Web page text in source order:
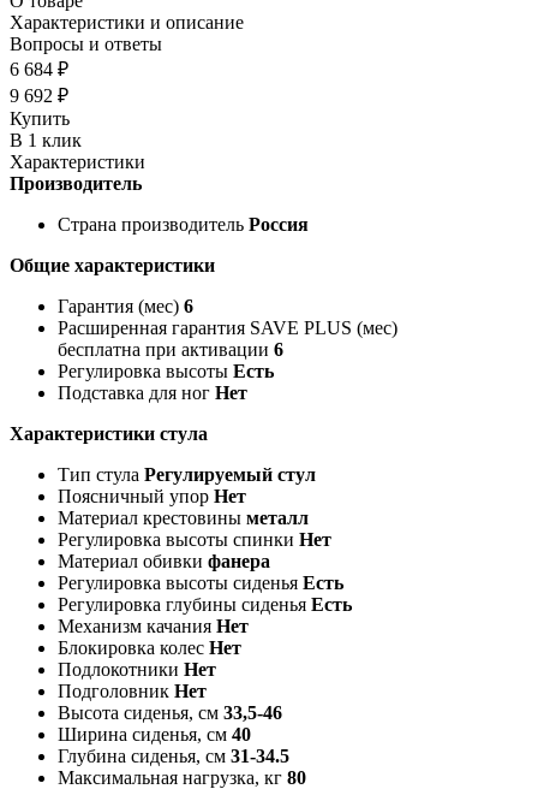
Характеристики и описание
Вопросы и ответы
6 684 ₽
9 692 ₽
Купить
В 1 клик
Характеристики
Производитель
Страна производитель Россия
Общие характеристики
Гарантия (мес) 6
Расширенная гарантия SAVE PLUS (мес)
бесплатна при активации 6
Регулировка высоты Есть
Подставка для ног Нет
Характеристики стула
Тип стула Регулируемый стул
Поясничный упор Нет
Материал крестовины металл
Регулировка высоты спинки Нет
Материал обивки фанера
Регулировка высоты сиденья Есть
Регулировка глубины сиденья Есть
Механизм качания Нет
Блокировка колес Нет
Подлокотники Нет
Подголовник Нет
Высота сиденья, см 33,5-46
Ширина сиденья, см 40
Глубина сиденья, см 31-34.5
Максимальная нагрузка, кг 80